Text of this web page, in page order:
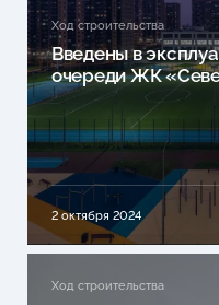
Ход строительства
Введены в
очереди ЖК
2 октября 2024
Ход строительства